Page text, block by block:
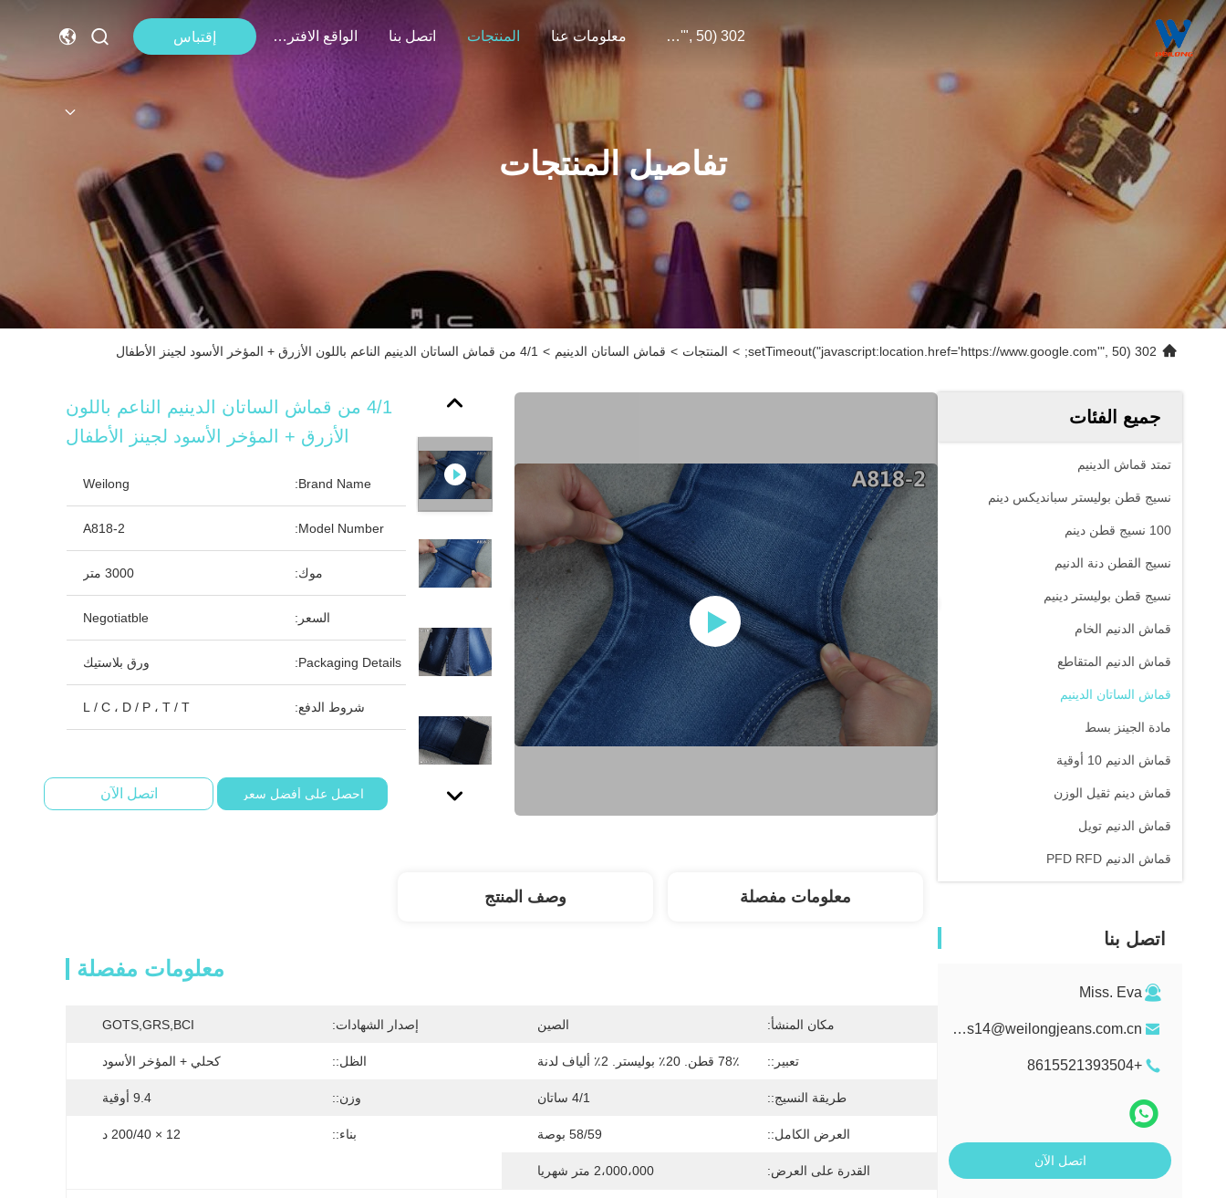
302 SetTimeout("javascript:location.href='https://www.google.com'", 50); معلومات عنا المنتجات اتصل بنا الواقع الافتراضي إقتباس
تفاصيل المنتجات
302 setTimeout("javascript:location.href='https://www.google.com'", 50);
> المنتجات > قماش الساتان الدينيم > 4/1 من قماش الساتان الدينيم الناعم باللون الأزرق + المؤخر الأسود لجينز الأطفال
جميع الفئات
تمتد قماش الدينيم
نسيج قطن بوليستر سبانديكس دينم
100 نسيج قطن دينم
نسيج القطن دنة الدنيم
نسيج قطن بوليستر دينيم
قماش الدنيم الخام
قماش الدنيم المتقاطع
قماش الساتان الدينيم
مادة الجينز بسط
قماش الدنيم 10 أوقية
قماش دينم ثقيل الوزن
قماش الدنيم تويل
قماش الدنيم PFD RFD
اتصل بنا
Miss. Eva
sales14@weilongjeans.com.cn
+8615521393504
اتصل الآن
4/1 من قماش الساتان الدينيم الناعم باللون
الأزرق + المؤخر الأسود لجينز الأطفال
Brand Name:
Weilong
Model Number:
A818-2
موك: 3000 متر
السعر: Negotiatble
Packaging Details: ورق بلاستيك
شروط الدفع: L / C ، D / P ، T / T
احصل على أفضل سعر اتصل الآن
معلومات مفصلة وصف المنتج
معلومات مفصلة
مكان المنشأ: الصين إصدار الشهادات: GOTS,GRS,BCI
تعبير:: 78٪ قطن. 20٪ بوليستر. 2٪ ألياف لدنة الظل:: كحلي + المؤخر الأسود
طريقة النسيج:: 4/1 ساتان وزن:: 9.4 أوقية
العرض الكامل:: 58/59 بوصة بناء:: 12 × 200/40 د
القدرة على العرض: 2،000،000 متر شهريا